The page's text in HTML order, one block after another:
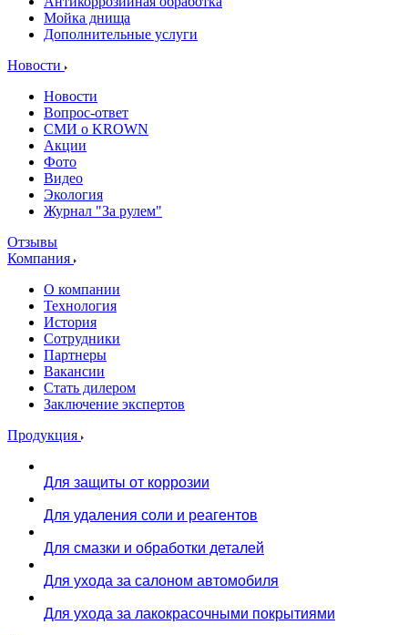
Мойка днища
Дополнительные услуги
Новости
Новости
Вопрос-ответ
СМИ о KROWN
Акции
Фото
Видео
Экология
Журнал "За рулем"
Отзывы
Компания
О компании
Технология
История
Сотрудники
Партнеры
Вакансии
Стать дилером
Заключение экспертов
Продукция
Для защиты от коррозии
Для удаления соли и реагентов
Для смазки и обработки деталей
Для ухода за салоном автомобиля
Для ухода за лакокрасочными покрытиями